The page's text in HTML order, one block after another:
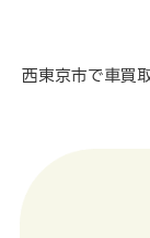
西東京市で車買